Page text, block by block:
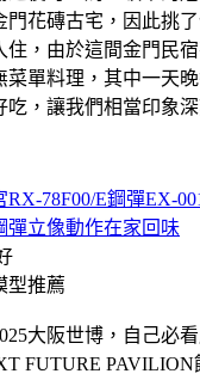
門花磚古宅，因此挑
住，由於這間金門民
菜單料理，其中一天
，讓我們相當印象深
RX-78F00/E鋼彈EX-
彈立像動作在家回味
大阪世博，自己必
FUTURE